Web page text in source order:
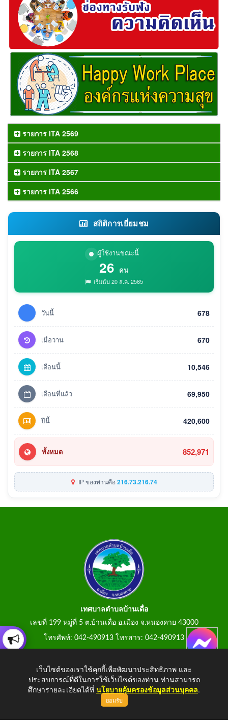
รายการ ITA 2569
รายการ ITA 2568
รายการ ITA 2567
รายการ ITA 2566
สถิติการเยี่ยมชม
ผู้ใช้งานขณะนี้
26 คน
เริ่มนับ 20 ส.ค. 2565
วันนี้ 678
เมื่อวาน 670
เดือนนี้ 10,546
เดือนที่แล้ว 69,950
ปีนี้ 420,600
ทั้งหมด 852,971
IP ของท่านคือ216.73.216.74
เทศบาลตำบลบ้านเดื่อ
เลขที่ 199 หมู่ที่ 5 ต.บ้านเดื่อ อ.เมือง จ.หนองคาย 43000
โทรศัพท์: 042-490913 โทรสาร: 042-490913
Copyright © 2026 All Right Resive
เว็บไซต์ของเราใช้คุกกี้เพื่อพัฒนาประสิทธิภาพ และ
ประสบการณ์ที่ดีในการใช้เว็บไซต์ของท่าน ท่านสามารถ
ศึกษารายละเอียดได้ที่ นโยบายคุ้มครองข้อมูลส่วนบุคคล.
ยอมรับ